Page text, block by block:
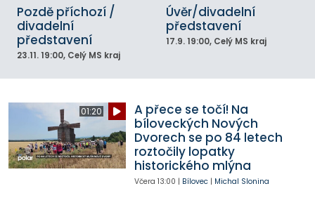
Pozdě příchozí /
divadelní
představení
23.11. 19:00, Celý MS kraj
Úvěr/divadelní
představení
17.9. 19:00, Celý MS kraj
01:20
A přece se točí! Na
bíloveckých Nových
Dvorech se po 84 letech
roztočily lopatky
historického mlýna
Včera 13:00 | Bílovec| Michal Slonina